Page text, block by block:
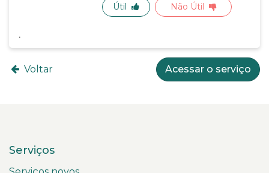
Útil Não Útil
Voltar Acessar o serviço
Serviços